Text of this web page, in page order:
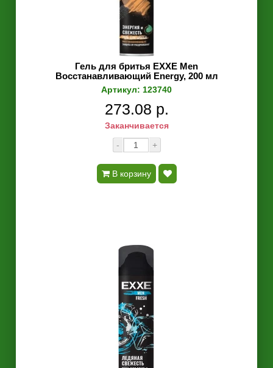
Гель для бритья EXXE Men
Восстанавливающий Energy, 200 мл
Артикул: 123740
273.08 р.
Заканчивается
-
+
В корзину